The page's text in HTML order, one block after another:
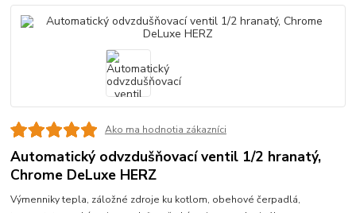
Ako ma hodnotia zákazníci
Automatický odvzdušňovací ventil 1/2 hranatý,
Chrome DeLuxe HERZ
Výmenniky tepla, záložné zdroje ku kotlom, obehové čerpadlá,